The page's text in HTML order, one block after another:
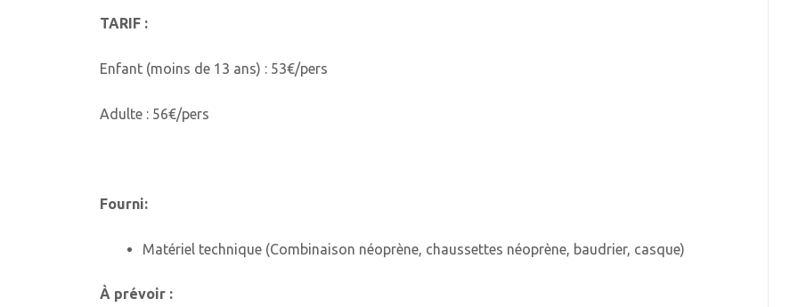
TARIF :
Enfant (moins de 13 ans) : 53€/pers
Adulte : 56€/pers
Fourni:
Matériel technique (Combinaison néoprène, chaussettes néoprène, baudrier, casque)
À prévoir :